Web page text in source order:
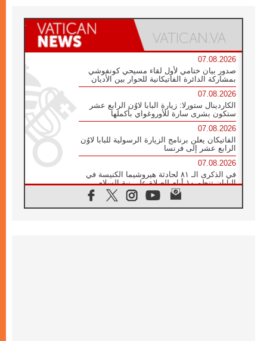
07.08.2026
صدور بيان ختامي لأول لقاء مسيحي كونفوشي
بمشاركة الدائرة الفاتيكانية للحوار بين الأديان
07.08.2026
الكاردينال ستورلا: زيارة البابا لاوُن الرابع عشر
ستكون بشرى سارة للأوروغواي بأكملها
07.08.2026
الفاتيكان يعلن برنامج الزيارة الرسولية للبابا لاوُن
الرابع عشر إلى فرنسا
07.08.2026
في الذكرى الـ ٨١ لحادثة هيروشيما الكنيسة في
اليابان تنظم ١٠ أيام للصلاة على نية السلام
الكنيسة في الأوروغواي: زيارة البابا ستعزز